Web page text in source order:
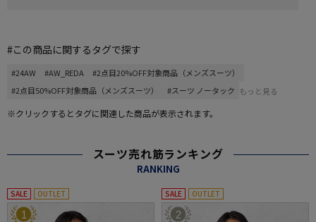
#この商品に関するタグで探す
#24AW #AW_REDA
#2点目20%OFF対象商品（メンズスーツ）
#2点目50%OFF対象商品（メンズスーツ）
#スーツ ノータック もっと見る
※クリックするとタグに関連した商品が表示されます。
スーツ売れ筋ランキング
RANKING
SALE OUTLET
1
SALE OUTLET
2